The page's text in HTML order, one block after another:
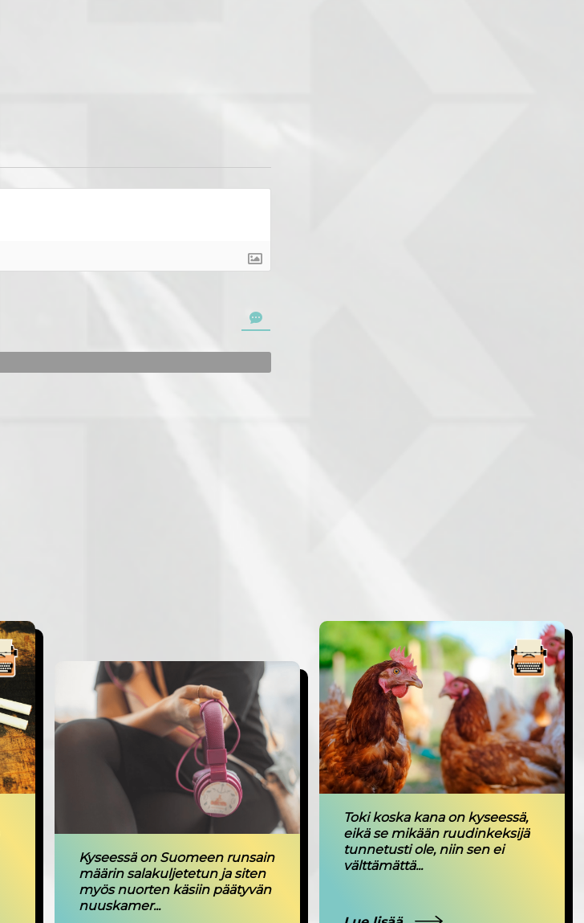
Kyseessä on Suomeen runsain
määrin salakuljetetun ja siten
myös nuorten käsiin päätyvän
nuuskamer...
Toki koska kana on kyseessä,
eikä se mikään ruudinkeksijä
tunnetusti ole, niin sen ei
välttämättä...